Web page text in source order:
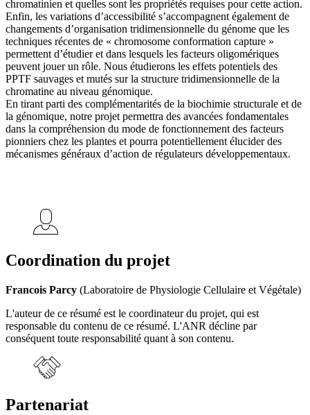
chromatinien et quelles sont les propriétés requises pour cette action.
Enfin, les variations d’accessibilité s’accompagnent également de
changements d’organisation tridimensionnelle du génome que les
techniques récentes de « chromosome conformation capture »
permettent d’étudier et dans lesquels les facteurs oligomériques
peuvent jouer un rôle. Nous étudierons les effets potentiels des
PPTF sauvages et mutés sur la structure tridimensionnelle de la
chromatine au niveau génomique.
En tirant parti des complémentarités de la biochimie structurale et de
la génomique, notre projet permettra des avancées fondamentales
dans la compréhension du mode de fonctionnement des facteurs
pionniers chez les plantes et pourra potentiellement élucider des
mécanismes généraux d’action de régulateurs développementaux.
Coordination du projet
Francois Parcy (Laboratoire de Physiologie Cellulaire et Végétale)
L'auteur de ce résumé est le coordinateur du projet, qui est
responsable du contenu de ce résumé. L'ANR décline par
conséquent toute responsabilité quant à son contenu.
Partenariat